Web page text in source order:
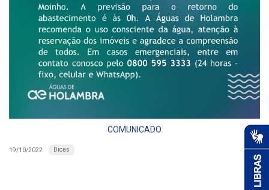
COMUNICADO
19/10/2022 Dicas